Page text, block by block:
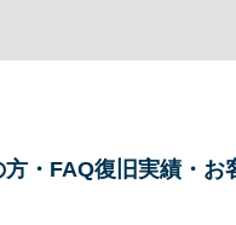
・ FAQ復旧実績・ お